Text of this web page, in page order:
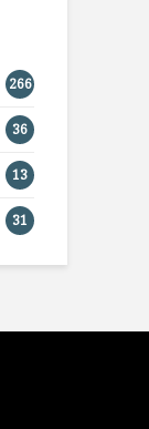
266
36
13
31